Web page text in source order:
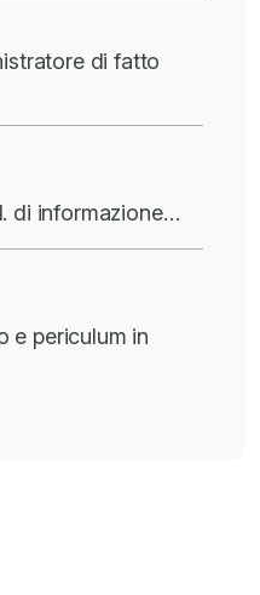
di fatto
di informazione…
e periculum in